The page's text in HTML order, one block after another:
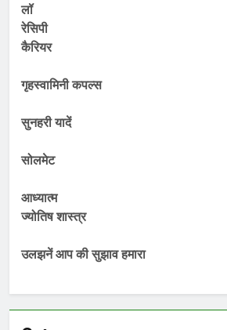
लॉ
रेसिपी
कैरियर
गृहस्वामिनी कपल्स
सुनहरी यादें
सोलमेट
आध्यात्म
ज्योतिष शास्त्र
उलझनें आप की सुझाव हमारा